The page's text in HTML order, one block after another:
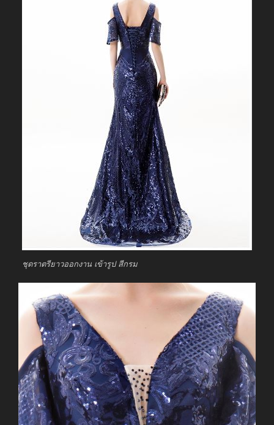
ชุดราตรียาวออกงาน เข้ารูป สีกรม